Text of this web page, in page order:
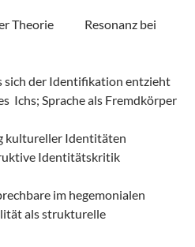
Theorie Resonanz bei
sich der Identifikation entzieht
Ichs; Sprache als Fremdkörper
Identitäten
Identitätskritik
im hegemonialen
als strukturelle